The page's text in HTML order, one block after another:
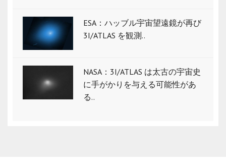
ESA：ハッブル宇宙望遠鏡が再び
3I/ATLAS を観測..
NASA：3I/ATLAS は太古の宇宙史
に手がかりを与える可能性があ
る..